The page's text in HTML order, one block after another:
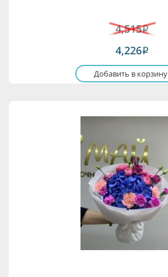
4,515i
4,226i
Добавить в корзину